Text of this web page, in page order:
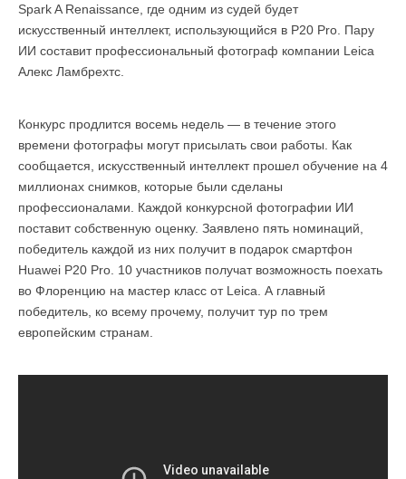
Spark A Renaissance, где одним из судей будет
искусственный интеллект, использующийся в P20 Pro. Пару
ИИ составит профессиональный фотограф компании Leica
Алекс Ламбрехтс.
Конкурс продлится восемь недель — в течение этого
времени фотографы могут присылать свои работы. Как
сообщается, искусственный интеллект прошел обучение на 4
миллионах снимков, которые были сделаны
профессионалами. Каждой конкурсной фотографии ИИ
поставит собственную оценку. Заявлено пять номинаций,
победитель каждой из них получит в подарок смартфон
Huawei P20 Pro. 10 участников получат возможность поехать
во Флоренцию на мастер класс от Leica. А главный
победитель, ко всему прочему, получит тур по трем
европейским странам.